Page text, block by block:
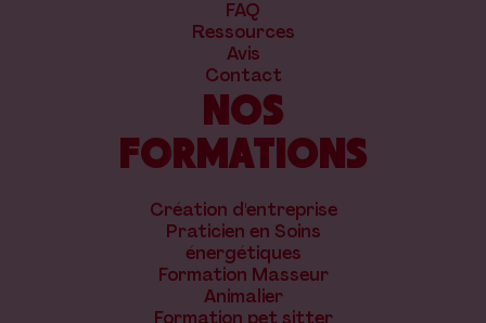
FAQ
Ressources
Avis
Contact
NOS
FORMATIONS
Création d'entreprise
Praticien en Soins
énergétiques
Formation Masseur
Animalier
Formation pet sitter